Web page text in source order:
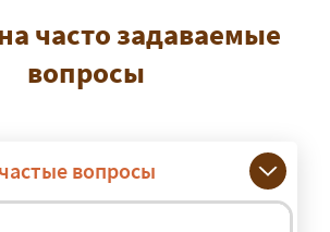
часто задаваемые
вопросы
вопросы